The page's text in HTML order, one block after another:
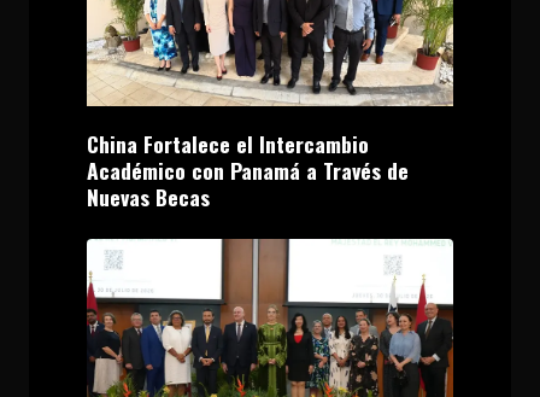
China Fortalece el Intercambio
Académico con Panamá a Través de
Nuevas Becas